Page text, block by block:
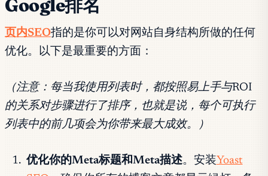
Google排名
页内SEO指的是你可以对网站自身结构所做的任何
优化。以下是最重要的方面：
（注意：每当我使用列表时，都按照易上手与ROI
的关系对步骤进行了排序，也就是说，每个可执行
列表中的前几项会为你带来最大成效。）
优化你的Meta标题和Meta描述。安装Yoast